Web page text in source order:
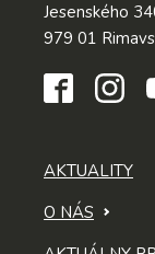
Jesenského
979 01
AKTUALITY
O NÁS